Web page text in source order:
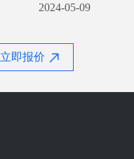
立即报价
2024-05-09